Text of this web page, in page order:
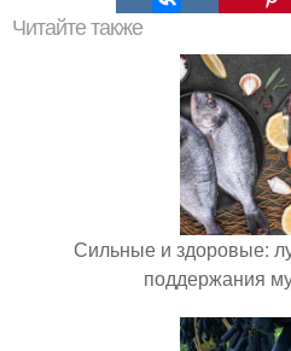
Читайте также
Сильные и здоровые:
поддержания